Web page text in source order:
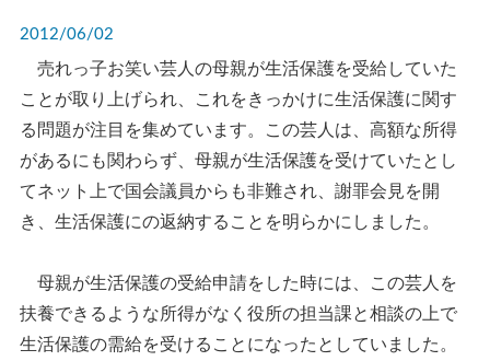
2012/06/02
売れっ子お笑い芸人の母親が生活保護を受給していた
ことが取り上げられ、これをきっかけに生活保護に関す
る問題が注目を集めています。この芸人は、高額な所得
があるにも関わらず、母親が生活保護を受けていたとし
てネット上で国会議員からも非難され、謝罪会見を開
き、生活保護にの返納することを明らかにしました。
母親が生活保護の受給申請をした時には、この芸人を
扶養できるような所得がなく役所の担当課と相談の上で
生活保護の需給を受けることになったとしていました。